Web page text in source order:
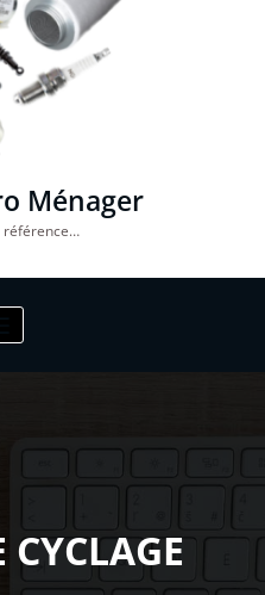
Ménager
référence…